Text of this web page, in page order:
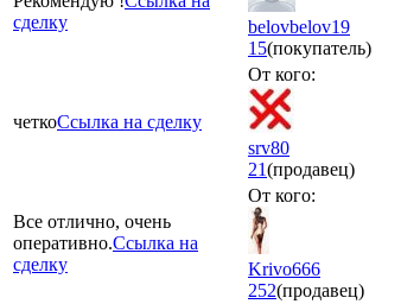
сделку
belovbelov19
15(покупатель)
четкоСсылка на сделку
От кого:
srv80
21(продавец)
Все отлично, очень
оперативно.Ссылка на
сделку
От кого:
Krivo666
252(продавец)